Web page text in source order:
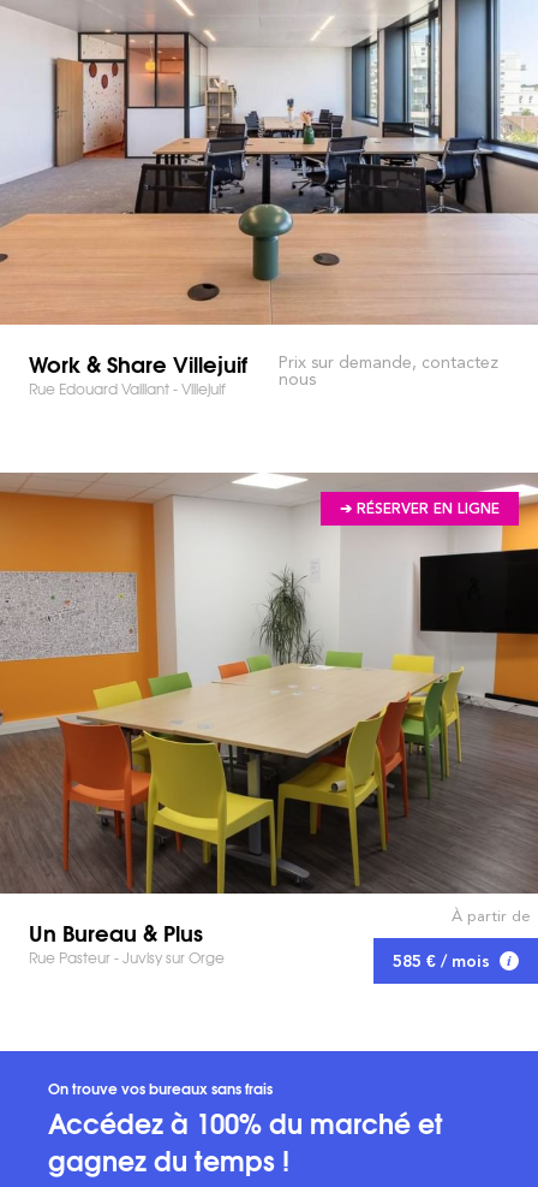
Work & Share Villejuif
Rue Edouard Vaillant - Villejuif
Prix sur demande, contactez
nous
➔ RÉSERVER EN LIGNE
Un Bureau & Plus
Rue Pasteur - Juvisy sur Orge
À partir de
585 € / mois
On trouve vos bureaux sans frais
Accédez à 100% du marché et
gagnez du temps !